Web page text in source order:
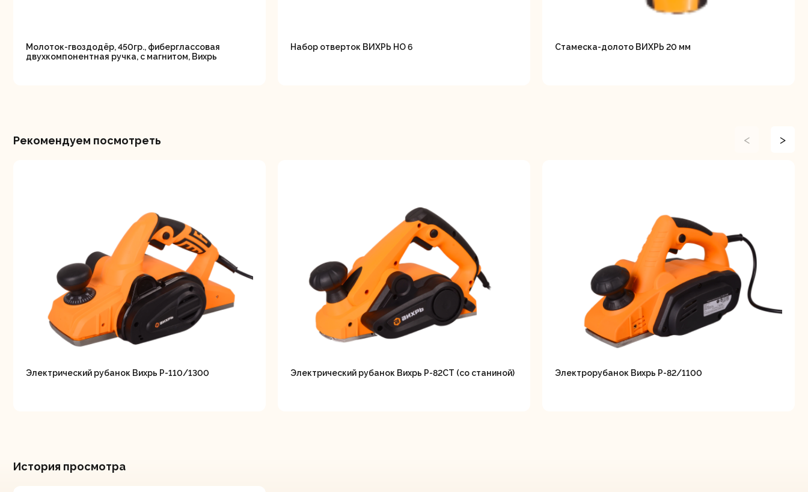
Молоток-гвоздодёр, 450гр., фиберглассовая
двухкомпонентная ручка, с магнитом, Вихрь
Набор отверток ВИХРЬ НО 6 Стамеска-долото ВИХРЬ 20 мм
Рекомендуем посмотреть < >
Электрический рубанок Вихрь Р-110/1300 Электрический рубанок Вихрь Р-82СТ (со станиной) Электрорубанок Вихрь Р-82/1100
История просмотра